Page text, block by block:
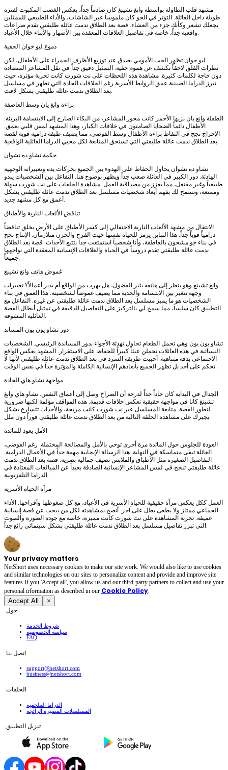
مشهد قلب الطاولة بواسطة وانغ تشينغ كان صادماً جداً، يعكس الغضب المكبوت لفترة
طويلة داخل العائلة. التوتر في الجو كان ملموساً عبر الشاشات، والأداء الطبيعي للممثلين
يجعلك تشعر وكأنك جزء من العشاء. قصة بعد الطلاق ندمت عائلة طليقتي تقدم صراعات
واقعية جداً، خاصة في تفاصيل العلاقات المعقدة بين الأصهار والأبناء خلال الأعياد.
دموع ليو خوان الخفية
ليو خوان تظهر الحب الأمومي بصدق عند توزيع الأظرف الحمراء على الأطفال، لكن
نظرات القلق لاحقاً تكشف عن هموم خفية. التمثيل دقيق جداً في نقل المشاعر المتضادة
دون حاجة لكلمات كثيرة. مشاهدة هذه اللحظات على نت شورت كانت تجربة مؤثرة، حيث
تبرز الدراما الصينية عمق الروابط الأسرية رغم الخلافات الحادة التي تظهر في مسلسل
بعد الطلاق ندمت عائلة طليقتي بشكل لافت.
براءة وانغ يان وسط العاصفة
الطفلة وانغ يان بزيها الأحمر كانت محور المشاعر، من البكاء الصارخ إلى الابتسامة البريئة.
الأطفال دائماً الضحايا الصامتون في خلافات الكبار، وهذا المشهد لمس قلبي بعمق.
الإخراج نجح في التقاط براءة الأطفال وسط الفوضى، مما يضيف طبقة درامية قوية لقصة
بعد الطلاق ندمت عائلة طليقتي التي تستحق المتابعة لكل محبي الدراما العائلية الواقعية.
حكمة تشاو ده تشوان
تشاو ده تشوان يحاول الحفاظ على الهدوء بين الجميع بحركات يده وتعبيراته الوجهية
الهادئة. دور الكبير في العائلة صعب جداً ويظهر بوضوح هنا. التفاعل بين الشخصيات يبدو
طبيعياً وغير مفتعل، مما يعزز من مصداقية العمل. مشاهدة الحلقات على نت شورت سهلة
وممتعة، وتسمح لك بفهم أبعاد شخصيات مسلسل بعد الطلاق ندمت عائلة طليقتي بشكل
أعمق مع كل مشهد جديد.
تناقض الألعاب النارية والأطباق
الانتقال من مشهد الألعاب النارية الاحتفالي إلى كسر الأطباق على الأرض يخلق تناقضاً
درامياً قوياً جداً. هذا التباين يرمز للحياة نفسها حيث الفرح والحزن متلازمان. الإنتاج نجح
في بناء جو مشحون بالعاطفة، وأنا شخصياً استمتعت جداً بتتبع الأحداث. قصة بعد الطلاق
ندمت عائلة طليقتي تقدم دروساً في الحياة والعلاقات الإنسانية المعقدة التي نواجهها
جميعاً.
غموض هاتف وانغ تشينغ
وانغ تشينغ وهو ينظر إلى هاتفه يثير الفضول، هل يهرب من الواقع أم يدير أعمالاً؟ تعبيرات
وجهه تتغير بين الابتسامة والجدية مما يضيف غموضاً لشخصيته. هذا العمق في بناء
الشخصيات هو ما يميز مسلسل بعد الطلاق ندمت عائلة طليقتي عن غيره. التفاعل مع
التطبيق كان سلساً، مما سمح لي بالتركيز على التفاصيل الدقيقة في تمثيل أبطال القصة
العائلية المشوقة.
دور تشاو يون يون المساند
تشاو يون يون وهي تحمل الطعام تحاول تهدئة الأجواء بدور المساندة الرئيسي. الشخصيات
النسائية في هذه العائلات تحملن عبئاً كبيراً للحفاظ على الاستقرار. المشهد يعكس الواقع
الاجتماعي بدقة متناهية. أحببت طريقة السرد في بعد الطلاق ندمت عائلة طليقتي لأنها لا
تحكم على أحد بل تظهر الجميع بأبعادهم الإنسانية الكاملة والمؤثرة جداً في نفس الوقت.
مواجهة تشاو هاي الحادة
الجدال في البداية كان حاداً جداً لدرجة أن الصراخ وصل إلى أعماق النفس. تشاو هاي وانغ
تشينغ كانا في مواجهة حقيقية تعكس خلافات قديمة. هذه المواقف مؤلمة لكنها ضرورية
لتطور القصة. متابعة المسلسل عبر نت شورت كانت مريحة، والأحداث تتسارع بشكل
يجبرك على مشاهدة الحلقة التالية من بعد الطلاق ندمت عائلة طليقتي فوراً دون ملل.
الأمل يعود للمائدة
العودة للجلوس حول المائدة مرة أخرى توحي بالأمل والمصالحة المحتملة. رغم الفوضى،
العائلة تبقى متماسكة في النهاية. هذا الرسالة الإيجابية مهمة جداً في الأعمال الدرامية.
التفاصيل الصغيرة مثل الأطباق والملابس تضيف جمالية بصرية. قصة بعد الطلاق ندمت
عائلة طليقتي تنجح في لمس المشاعر الإنسانية الصادقة بعيداً عن المبالغات المعتادة في
الدراما التلفزيونية.
مرآة الحياة الأسرية
العمل ككل يعكس مرآة حقيقية للحياة الأسرية في الأعياد، مع كل ضغوطها وأفراحها. الأداء
الجماعي ممتاز ولا يطغى بطل على آخر. أنصح بمشاهدته لكل من يبحث عن قصة إنسانية
عميقة. تجربة المشاهدة على نت شورت كانت مميزة، خاصة مع جودة الصورة والصوت
التي تبرز تفاصيل مسلسل بعد الطلاق ندمت عائلة طليقتي بشكل سينمائي رائع جداً.
Your privacy matters
NetShort uses necessary cookies to make our site work. We would also like to use cookies
and similar technologies on our sites to personalize content and provide and improve site
features.If you 'Accept all', you allow us and our third-party partners to collect and use your
personal irformation as described in our Cookie Policy.
Accept All ×
حول
شروط الخدمة
سياسة الخصوصية
FAQ
اتصل بنا
support@netshort.com
business@netshort.com
الحلقات
الدراما الملحمية
المسلسلات القصيرة الرائجة
تنزيل التطبيق